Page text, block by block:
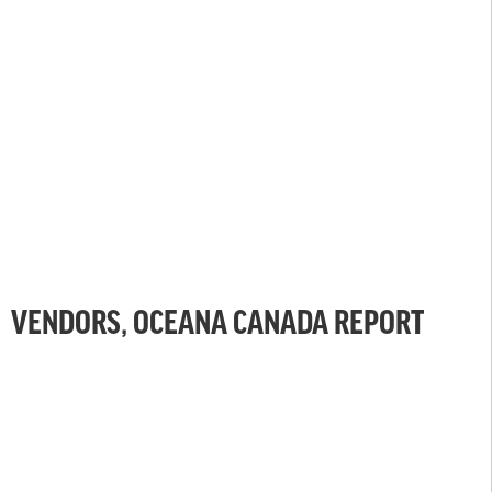
VENDORS, OCEANA CANADA REPORT